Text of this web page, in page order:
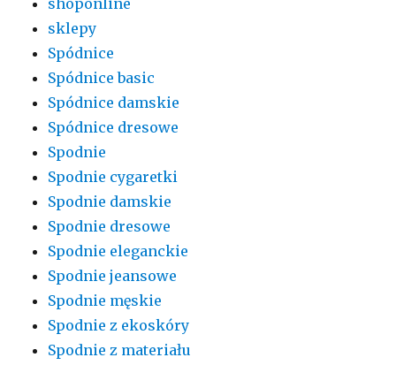
shoponline
sklepy
Spódnice
Spódnice basic
Spódnice damskie
Spódnice dresowe
Spodnie
Spodnie cygaretki
Spodnie damskie
Spodnie dresowe
Spodnie eleganckie
Spodnie jeansowe
Spodnie męskie
Spodnie z ekoskóry
Spodnie z materiału